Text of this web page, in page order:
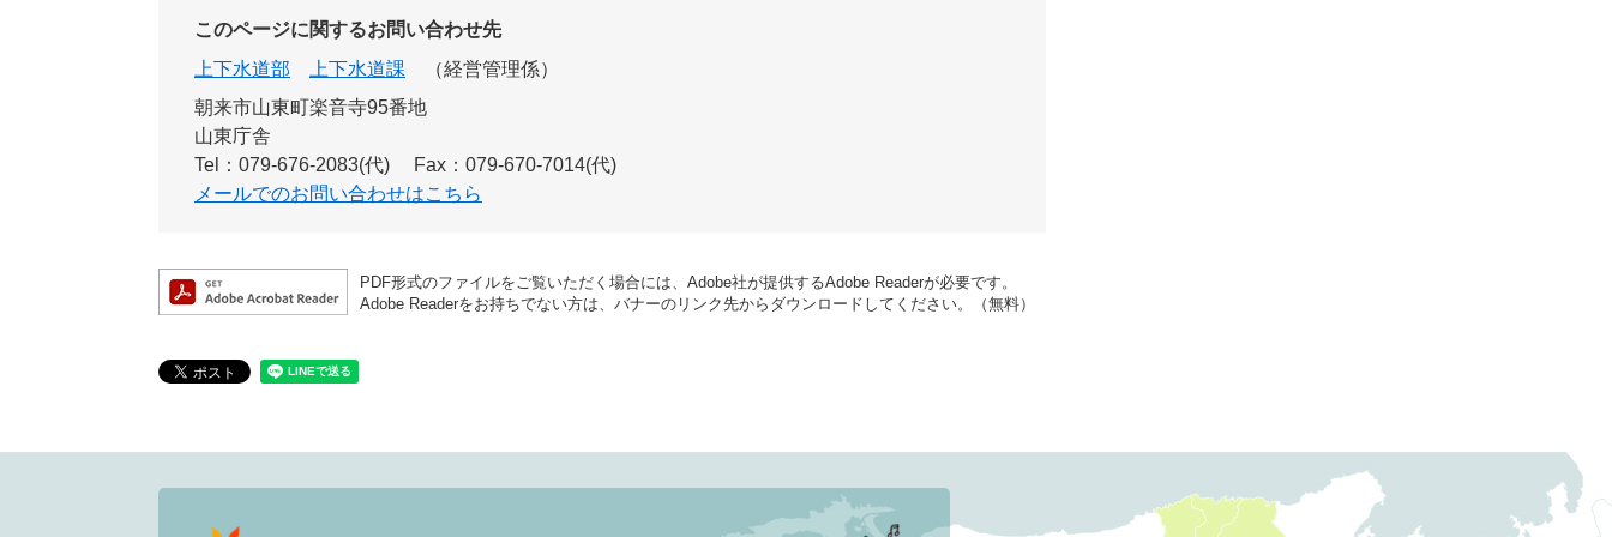
このページに関するお問い合わせ先
上下水道部
上下水道課
経営管理係
朝来市山東町楽音寺95番地
山東庁舎
Tel：079-676-2083(代)
Fax：079-670-7014(代)
メールでのお問い合わせはこちら
PDF形式のファイルをご覧いただく場合には、Adobe社が提供するAdobe Readerが必要です。
Adobe Readerをお持ちでない方は、バナーのリンク先からダウンロードしてください。（無料）